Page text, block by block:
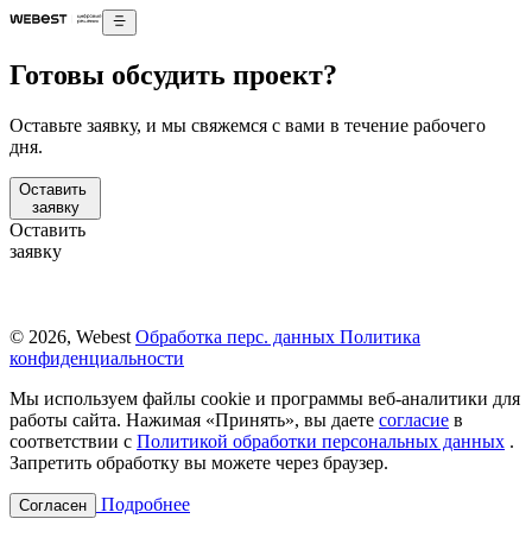
Готовы обсудить проект?
Оставьте заявку, и мы свяжемся с вами в течение рабочего
дня.
Оставить
заявку
Оставить
заявку
© 2026, Webest Обработка перс. данных Политика
конфиденциальности
Мы используем файлы cookie и программы веб-аналитики для
работы сайта. Нажимая «Принять», вы даете согласие в
соответствии с Политикой обработки персональных данных .
Запретить обработку вы можете через браузер.
Согласен Подробнее